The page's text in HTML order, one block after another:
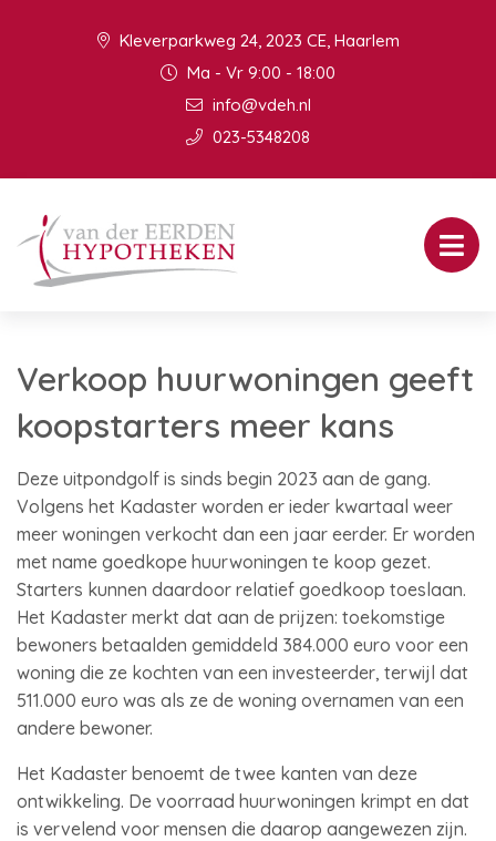
Kleverparkweg 24, 2023 CE, Haarlem
Ma - Vr 9:00 - 18:00
info@vdeh.nl
023-5348208
Verkoop huurwoningen geeft
koopstarters meer kans
Deze uitpondgolf is sinds begin 2023 aan de gang.
Volgens het Kadaster worden er ieder kwartaal weer
meer woningen verkocht dan een jaar eerder. Er worden
met name goedkope huurwoningen te koop gezet.
Starters kunnen daardoor relatief goedkoop toeslaan.
Het Kadaster merkt dat aan de prijzen: toekomstige
bewoners betaalden gemiddeld 384.000 euro voor een
woning die ze kochten van een investeerder, terwijl dat
511.000 euro was als ze de woning overnamen van een
andere bewoner.
Het Kadaster benoemt de twee kanten van deze
ontwikkeling. De voorraad huurwoningen krimpt en dat
is vervelend voor mensen die daarop aangewezen zijn.